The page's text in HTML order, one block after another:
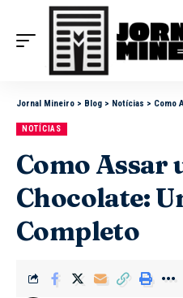
Jornal Mineiro > Blog > Notícias > Como
NOTÍCIAS
Como Assar
Chocolate:
Completo